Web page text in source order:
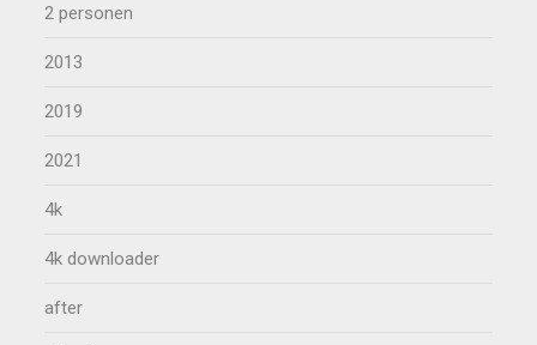
2 personen
2013
2019
2021
4k
4k downloader
after